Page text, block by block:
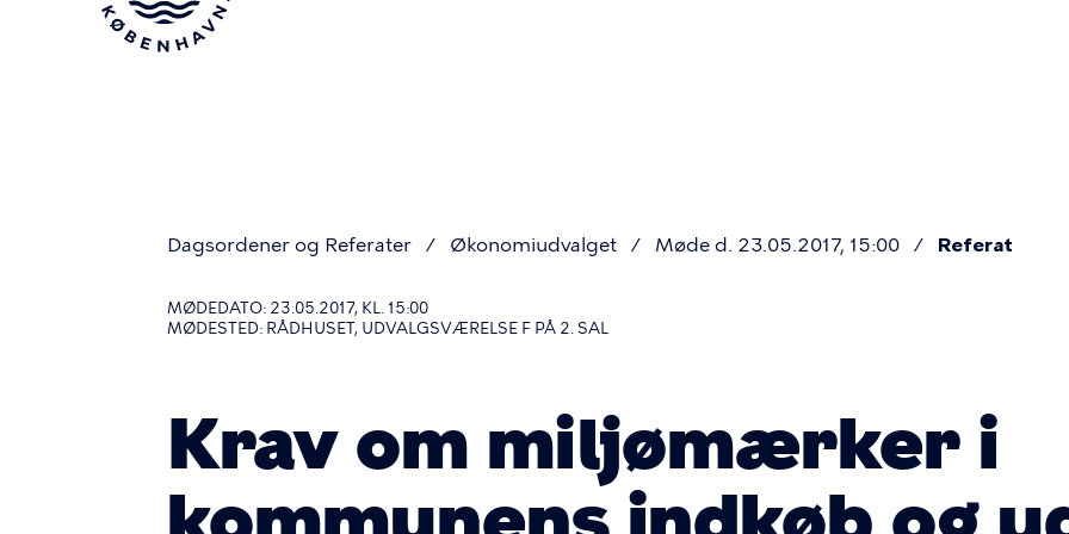
Dagsordener og Referater Økonomiudvalget Møde d. 23.05.2017, 15:00 Referat
MØDEDATO: 23.05.2017, KL. 15:00
MØDESTED: RÅDHUSET, UDVALGSVÆRELSE F PÅ 2. SAL
Krav om miljømærker i